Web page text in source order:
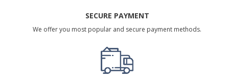
SECURE PAYMENT
We offer you most popular and secure payment methods.